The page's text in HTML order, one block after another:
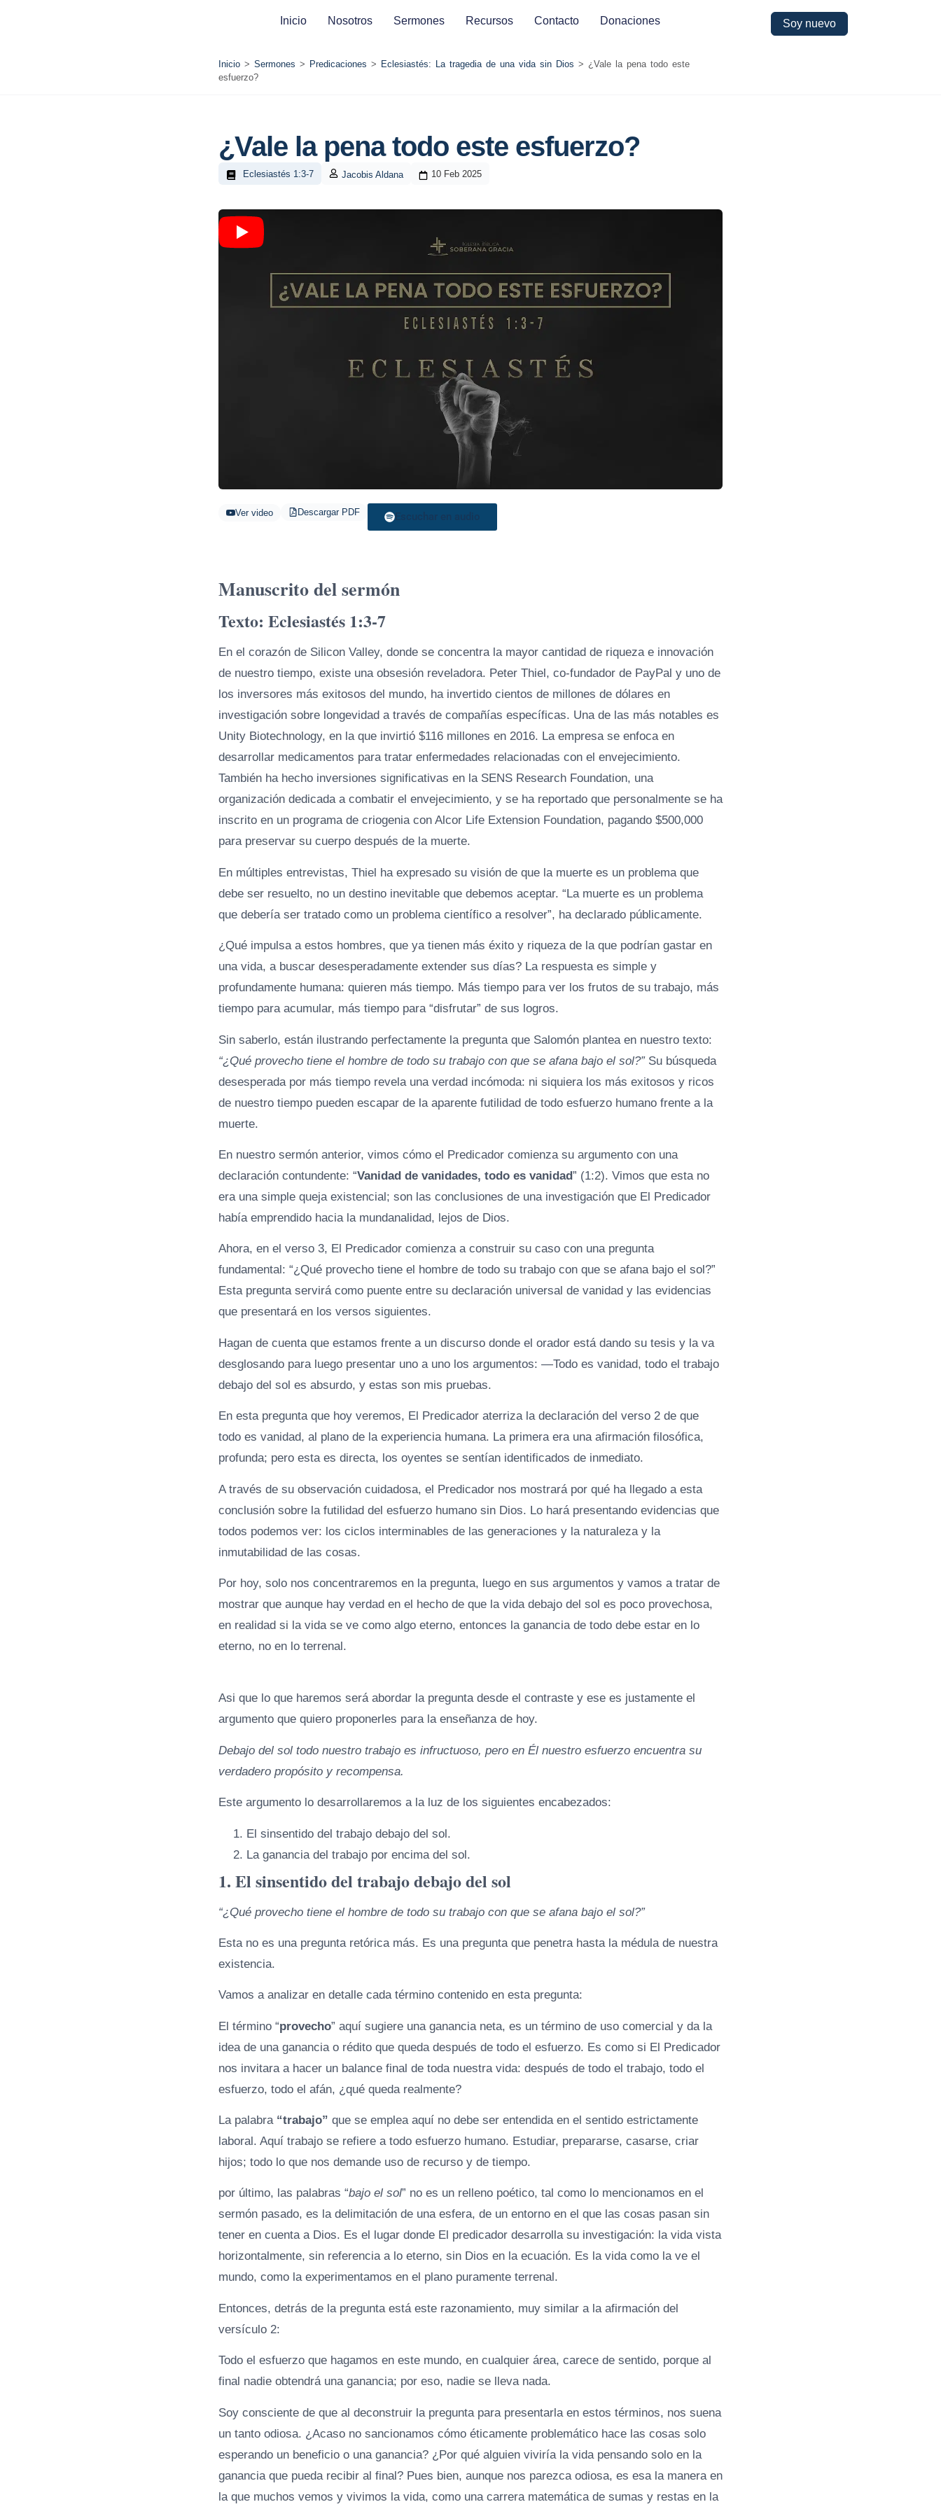
Inicio Nosotros Sermones Recursos Contacto Donaciones Soy nuevo
Inicio > Sermones > Predicaciones > Eclesiastés: La tragedia de una vida sin Dios > ¿Vale la pena todo este
esfuerzo?
¿Vale la pena todo este esfuerzo?
Eclesiastés 1:3-7 Jacobis Aldana 10 Feb 2025
Ver video Descargar PDF
Manuscrito del sermón
Texto: Eclesiastés 1:3-7
En el corazón de Silicon Valley, donde se concentra la mayor cantidad de riqueza e innovación
de nuestro tiempo, existe una obsesión reveladora. Peter Thiel, co-fundador de PayPal y uno de
los inversores más exitosos del mundo, ha invertido cientos de millones de dólares en
investigación sobre longevidad a través de compañías específicas. Una de las más notables es
Unity Biotechnology, en la que invirtió $116 millones en 2016. La empresa se enfoca en
desarrollar medicamentos para tratar enfermedades relacionadas con el envejecimiento.
También ha hecho inversiones significativas en la SENS Research Foundation, una
organización dedicada a combatir el envejecimiento, y se ha reportado que personalmente se ha
inscrito en un programa de criogenia con Alcor Life Extension Foundation, pagando $500,000
para preservar su cuerpo después de la muerte.
En múltiples entrevistas, Thiel ha expresado su visión de que la muerte es un problema que
debe ser resuelto, no un destino inevitable que debemos aceptar. “La muerte es un problema
que debería ser tratado como un problema científico a resolver”, ha declarado públicamente.
¿Qué impulsa a estos hombres, que ya tienen más éxito y riqueza de la que podrían gastar en
una vida, a buscar desesperadamente extender sus días? La respuesta es simple y
profundamente humana: quieren más tiempo. Más tiempo para ver los frutos de su trabajo, más
tiempo para acumular, más tiempo para “disfrutar” de sus logros.
Sin saberlo, están ilustrando perfectamente la pregunta que Salomón plantea en nuestro texto:
“¿Qué provecho tiene el hombre de todo su trabajo con que se afana bajo el sol?”Su búsqueda
desesperada por más tiempo revela una verdad incómoda: ni siquiera los más exitosos y ricos
de nuestro tiempo pueden escapar de la aparente futilidad de todo esfuerzo humano frente a la
muerte.
En nuestro sermón anterior, vimos cómo el Predicador comienza su argumento con una
declaración contundente: “Vanidad de vanidades, todo es vanidad” (1:2). Vimos que esta no
era una simple queja existencial; son las conclusiones de una investigación que El Predicador
había emprendido hacia la mundanalidad, lejos de Dios.
Ahora, en el verso 3, El Predicador comienza a construir su caso con una pregunta
fundamental: “¿Qué provecho tiene el hombre de todo su trabajo con que se afana bajo el sol?”
Esta pregunta servirá como puente entre su declaración universal de vanidad y las evidencias
que presentará en los versos siguientes.
Hagan de cuenta que estamos frente a un discurso donde el orador está dando su tesis y la va
desglosando para luego presentar uno a uno los argumentos: —Todo es vanidad, todo el trabajo
debajo del sol es absurdo, y estas son mis pruebas.
En esta pregunta que hoy veremos, El Predicador aterriza la declaración del verso 2 de que
todo es vanidad, al plano de la experiencia humana. La primera era una afirmación filosófica,
profunda; pero esta es directa, los oyentes se sentían identificados de inmediato.
A través de su observación cuidadosa, el Predicador nos mostrará por qué ha llegado a esta
conclusión sobre la futilidad del esfuerzo humano sin Dios. Lo hará presentando evidencias que
todos podemos ver: los ciclos interminables de las generaciones y la naturaleza y la
inmutabilidad de las cosas.
Por hoy, solo nos concentraremos en la pregunta, luego en sus argumentos y vamos a tratar de
mostrar que aunque hay verdad en el hecho de que la vida debajo del sol es poco provechosa,
en realidad si la vida se ve como algo eterno, entonces la ganancia de todo debe estar en lo
eterno, no en lo terrenal.
Asi que lo que haremos será abordar la pregunta desde el contraste y ese es justamente el
argumento que quiero proponerles para la enseñanza de hoy.
Debajo del sol todo nuestro trabajo es infructuoso, pero en Él nuestro esfuerzo encuentra su
verdadero propósito y recompensa.
Este argumento lo desarrollaremos a la luz de los siguientes encabezados:
El sinsentido del trabajo debajo del sol.
La ganancia del trabajo por encima del sol.
1. El sinsentido del trabajo debajo del sol
“¿Qué provecho tiene el hombre de todo su trabajo con que se afana bajo el sol?”
Esta no es una pregunta retórica más. Es una pregunta que penetra hasta la médula de nuestra
existencia.
Vamos a analizar en detalle cada término contenido en esta pregunta:
El término “provecho” aquí sugiere una ganancia neta, es un término de uso comercial y da la
idea de una ganancia o rédito que queda después de todo el esfuerzo. Es como si El Predicador
nos invitara a hacer un balance final de toda nuestra vida: después de todo el trabajo, todo el
esfuerzo, todo el afán, ¿qué queda realmente?
La palabra “trabajo” que se emplea aquí no debe ser entendida en el sentido estrictamente
laboral. Aquí trabajo se refiere a todo esfuerzo humano. Estudiar, prepararse, casarse, criar
hijos; todo lo que nos demande uso de recurso y de tiempo.
por último, las palabras “bajo el sol” no es un relleno poético, tal como lo mencionamos en el
sermón pasado, es la delimitación de una esfera, de un entorno en el que las cosas pasan sin
tener en cuenta a Dios. Es el lugar donde El predicador desarrolla su investigación: la vida vista
horizontalmente, sin referencia a lo eterno, sin Dios en la ecuación. Es la vida como la ve el
mundo, como la experimentamos en el plano puramente terrenal.
Entonces, detrás de la pregunta está este razonamiento, muy similar a la afirmación del
versículo 2:
Todo el esfuerzo que hagamos en este mundo, en cualquier área, carece de sentido, porque al
final nadie obtendrá una ganancia; por eso, nadie se lleva nada.
Soy consciente de que al deconstruir la pregunta para presentarla en estos términos, nos suena
un tanto odiosa. ¿Acaso no sancionamos cómo éticamente problemático hace las cosas solo
esperando un beneficio o una ganancia? ¿Por qué alguien viviría la vida pensando solo en la
ganancia que pueda recibir al final? Pues bien, aunque nos parezca odiosa, es esa la manera en
la que muchos vemos y vivimos la vida, como una carrera matemática de sumas y restas en la